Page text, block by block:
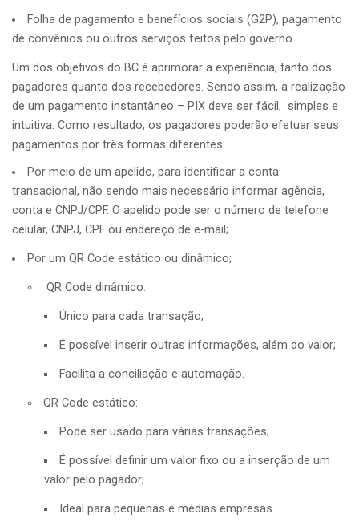
Folha de pagamento e benefícios sociais (G2P), pagamento
de convênios ou outros serviços feitos pelo governo.
Um dos objetivos do BC é aprimorar a experiência, tanto dos
pagadores quanto dos recebedores. Sendo assim, a realização
de um pagamento instantâneo – PIX deve ser fácil, simples e
intuitiva. Como resultado, os pagadores poderão efetuar seus
pagamentos por três formas diferentes:
Por meio de um apelido, para identificar a conta
transacional, não sendo mais necessário informar agência,
conta e CNPJ/CPF. O apelido pode ser o número de telefone
celular, CNPJ, CPF ou endereço de e-mail;
Por um QR Code estático ou dinâmico;
QR Code dinâmico:
Único para cada transação;
É possível inserir outras informações, além do valor;
Facilita a conciliação e automação.
QR Code estático:
Pode ser usado para várias transações;
É possível definir um valor fixo ou a inserção de um
valor pelo pagador;
Ideal para pequenas e médias empresas.